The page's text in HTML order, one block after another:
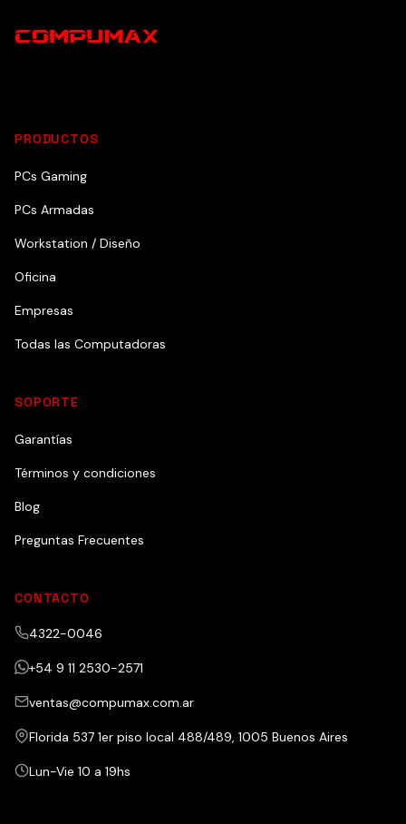
PRODUCTOS
PCs Gaming
PCs Armadas
Workstation / Diseño
Oficina
Empresas
Todas las Computadoras
SOPORTE
Garantías
Términos y condiciones
Blog
Preguntas Frecuentes
CONTACTO
4322-0046
+54 9 11 2530-2571
ventas@compumax.com.ar
Florida 537 1er piso local 488/489, 1005 Buenos Aires
Lun-Vie 10 a 19hs